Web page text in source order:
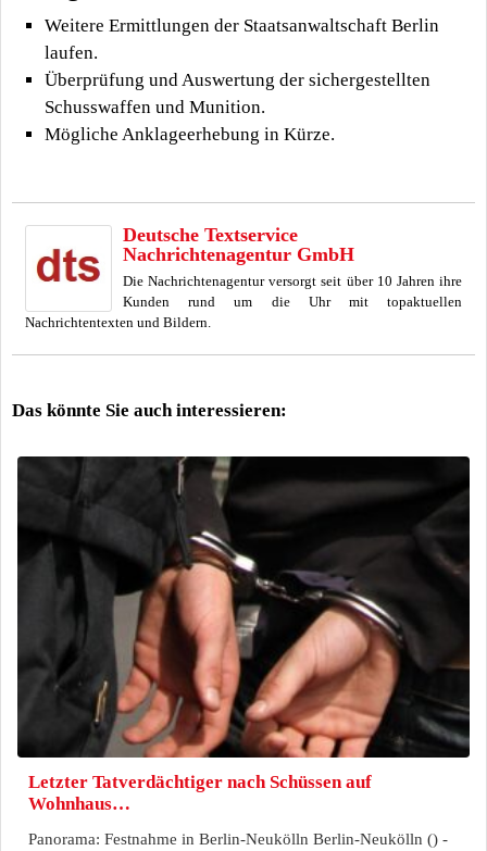
Weitere Ermittlungen der Staatsanwaltschaft Berlin
laufen.
Überprüfung und Auswertung der sichergestellten
Schusswaffen und Munition.
Mögliche Anklageerhebung in Kürze.
Deutsche Textservice
Nachrichtenagentur GmbH
Die Nachrichtenagentur versorgt seit über 10 Jahren ihre
Kunden rund um die Uhr mit topaktuellen
Nachrichtentexten und Bildern.
Das könnte Sie auch interessieren:
Letzter Tatverdächtiger nach Schüssen auf
Wohnhaus…
Panorama: Festnahme in Berlin-Neukölln Berlin-Neukölln () -